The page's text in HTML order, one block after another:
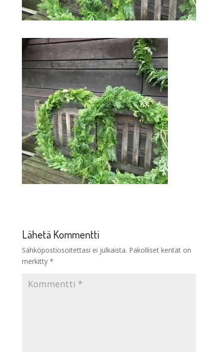
Lähetä Kommentti
Sähköpostiosoitettasi ei julkaista. Pakolliset kentät on
merkitty *